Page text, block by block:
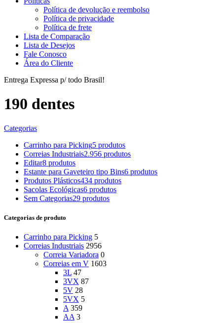
Política de devolução e reembolso
Política de privacidade
Política de frete
Lista de Comparação
Lista de Desejos
Fale Conosco
Área do Cliente
Entrega Expressa p/ todo Brasil!
190 dentes
Categorias
Carrinho para Picking5 produtos
Correias Industriais2.956 produtos
Editar8 produtos
Estante para Gaveteiro tipo Bins6 produtos
Produtos Plásticos434 produtos
Sacolas Ecológicas6 produtos
Sem Categorias29 produtos
Categorias de produto
Carrinho para Picking 5
Correias Industriais 2956
Correia Variadora 0
Correias em V 1603
3L 47
3VX 87
5V 28
5VX 5
A 359
AA 3